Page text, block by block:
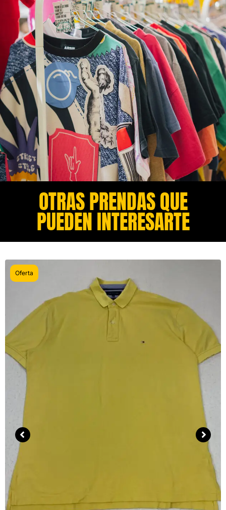
OTRAS PRENDAS QUE
PUEDEN INTERESARTE​
Oferta